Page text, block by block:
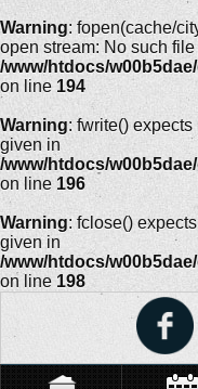
Warning: fopen(cache/
open stream: No such
/www/htdocs/
on line 194
Warning: fwrite()
given in
/www/htdocs/
on line 196
Warning: fclose()
given in
/www/htdocs/
on line 198